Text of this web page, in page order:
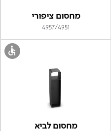
מחסום ציפורי
4957/4951
מחסום לביא